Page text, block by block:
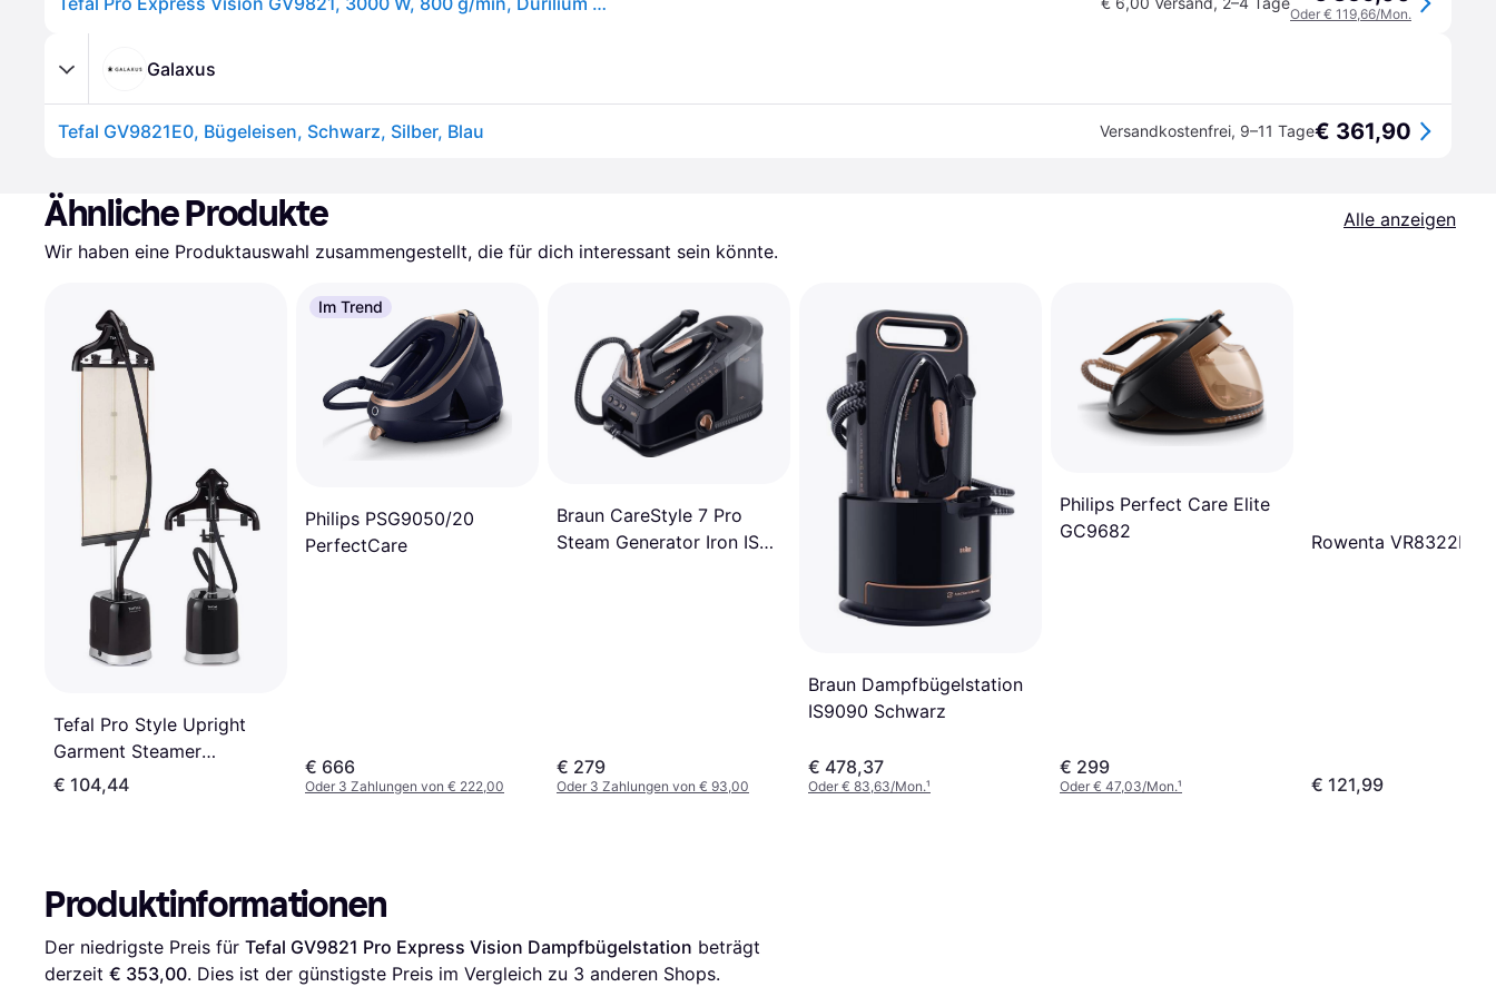
Oder € 119,66/Mon.
Galaxus
Tefal GV9821E0, Bügeleisen, Schwarz, Silber, Blau Versandkostenfrei, 9–11 Tage€ 361,90
Ähnliche Produkte
Alle anzeigen
Wir haben eine Produktauswahl zusammengestellt, die für dich interessant sein könnte.
Tefal Pro Style Upright
Garment Steamer
IT3480E1
€ 104,44
Im Trend
Philips PSG9050/20
PerfectCare
€ 666
Oder 3 Zahlungen von € 222,00
Braun CareStyle 7 Pro
Steam Generator Iron IS
€ 279
Oder 3 Zahlungen von € 93,00
Braun Dampfbügelstation
IS9090 Schwarz
€ 478,37
Oder € 83,63/Mon.¹
Philips Perfect Care Elite
GC9682
€ 299
Oder € 47,03/Mon.¹
Rowenta VR8322F0
€ 121,99
Produktinformationen
Der niedrigste Preis für Tefal GV9821 Pro Express Vision Dampfbügelstation beträgt
derzeit € 353,00. Dies ist der günstigste Preis im Vergleich zu 3 anderen Shops.